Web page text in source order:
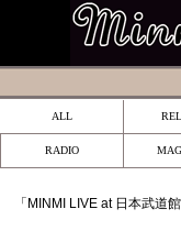
ALL
RADIO
「MINMI LIVE at 日本武道